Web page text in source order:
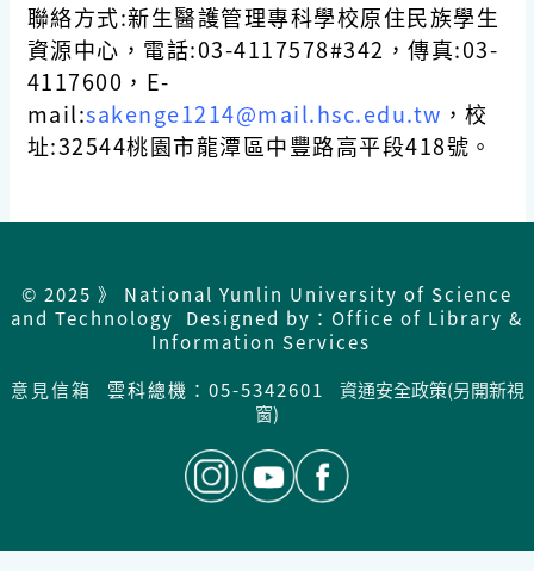
聯絡方式:新生醫護管理專科學校原住民族學生
資源中心，電話:03-4117578#342，傳真:03-
4117600，E-
mail:sakenge1214@mail.hsc.edu.tw ，校
址:32544桃園市龍潭區中豐路高平段418號。
© 2025 》 National Yunlin University of Science
and Technology Designed by：Office of Library &
Information Services
意見信箱
雲科總機：05-5342601
資通安全政策(另開新視
窗)